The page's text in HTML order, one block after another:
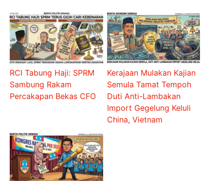
RCI Tabung Haji: SPRM
Sambung Rakam
Percakapan Bekas CFO
Kerajaan Mulakan Kajian
Semula Tamat Tempoh
Duti Anti-Lambakan
Import Gegelung Keluli
China, Vietnam